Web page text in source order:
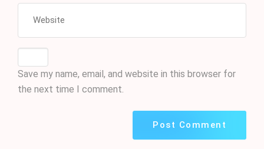
Save my name, email, and website in this browser for
the next time I comment.